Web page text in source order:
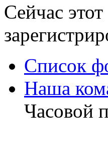
Сейчас
Список
Наша
Часовой